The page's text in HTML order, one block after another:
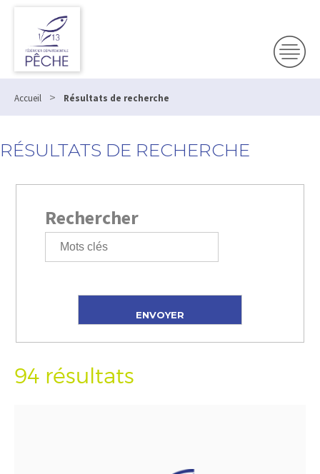
Accueil > Résultats de recherche
RÉSULTATS DE RECHERCHE
Rechercher
94 résultats